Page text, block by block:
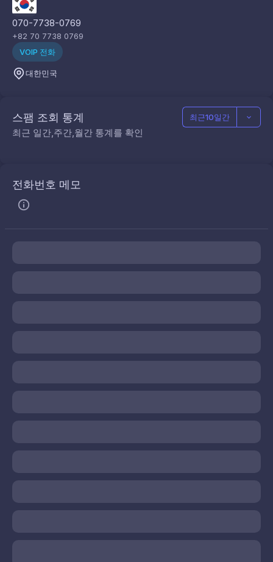
070-7738-0769
+82 70 7738 0769
VOIP 전화
대한민국
스팸 조회 통계
최근 일간,주간,월간 통계를 확인
최근10일간
전화번호 메모